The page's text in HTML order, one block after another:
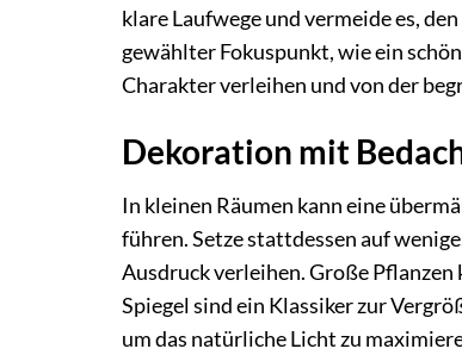
klare Laufwege und vermeide es,
gewählter Fokuspunkt, wie ein
Charakter verleihen und von der
Dekoration mit
In kleinen Räumen kann eine
führen. Setze stattdessen auf
Ausdruck verleihen. Große Pflanzen
Spiegel sind ein Klassiker zur
um das natürliche Licht zu